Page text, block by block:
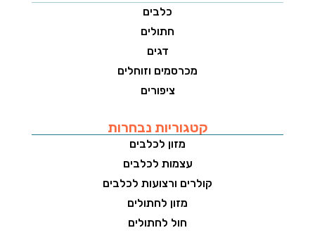
כלבים
חתולים
דגים
מכרסמים וזוחלים
ציפורים
קטגוריות נבחרות
מזון לכלבים
עצמות לכלבים
קולרים ורצועות לכלבים
מזון לחתולים
חול לחתולים